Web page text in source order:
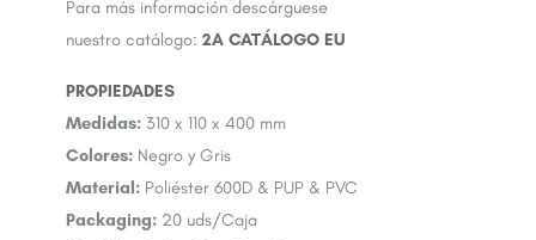
Para más información descárguese
nuestro catálogo: 2A CATÁLOGO EU
Medidas: 310 x 110 x 400 mm
Colores: Negro y Gris
Material: Poliéster 600D & PUP & PVC
Packaging: 20 uds/Caja